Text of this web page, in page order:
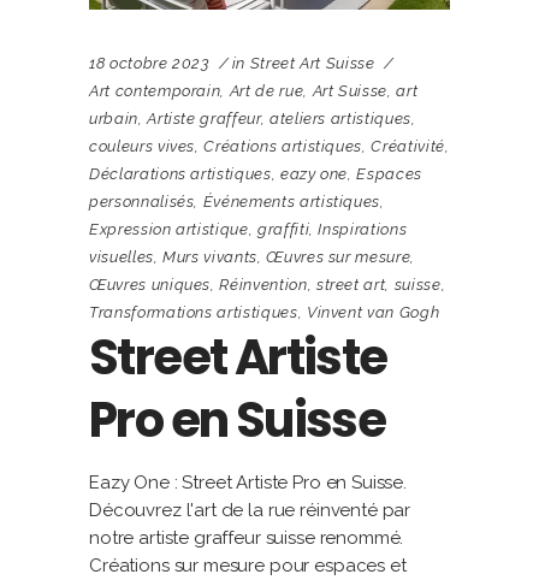
18 octobre 2023 in Street Art Suisse
Art contemporain,Art de rue,Art Suisse,art
urbain,Artiste graffeur, ateliers artistiques,
couleurs vives,Créations artistiques,Créativité,
Déclarations artistiques, eazy one,Espaces
personnalisés, Événements artistiques,
Expression artistique, graffiti,Inspirations
visuelles,Murs vivants,Œuvres sur mesure,
Œuvres uniques,Réinvention, street art, suisse,
Transformations artistiques, Vinvent van Gogh
Street Artiste
Pro en Suisse
Eazy One : Street Artiste Pro en Suisse.
Découvrez l'art de la rue réinventé par
notre artiste graffeur suisse renommé.
Créations sur mesure pour espaces et